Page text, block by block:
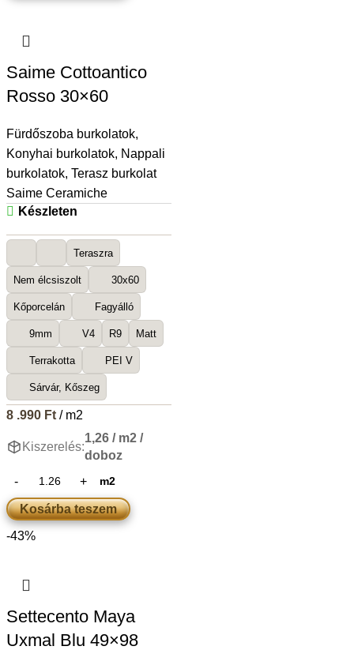
Saime Cottoantico
Rosso 30×60
Fürdőszoba burkolatok,
Konyhai burkolatok, Nappali
burkolatok, Terasz burkolat
Saime Ceramiche
Készleten
Teraszra
Nem élcsiszolt 30x60
Kőporcelán Fagyálló
9mm V4 R9 Matt
Terrakotta PEI V
Sárvár, Kőszeg
8 .990 Ft/ m2
Kiszerelés:
1,26 / m2 /
doboz
m2
Kosárba teszem
-43%
Settecento Maya
Uxmal Blu 49×98